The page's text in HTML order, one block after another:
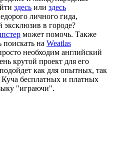
здесь или здесь
личного гида,
эксклюзив в городе?
может помочь. Также
на Weatlas
необходим английский
крутой проект для его
как для опытных, так
бесплатных и платных
"играючи".